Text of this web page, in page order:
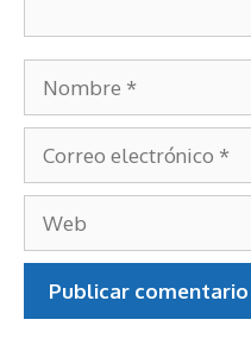
Nombre
Correo
electrónico
Web